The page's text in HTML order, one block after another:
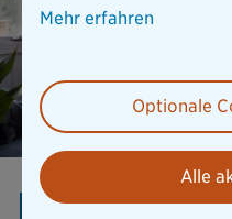
AKTION
Mehr erfahren
Optionale
Alle